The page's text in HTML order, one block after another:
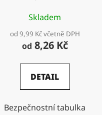
Skladem
od 9,99 Kč včetně DPH
od 8,26 Kč
DETAIL
Bezpečnostní tabulka